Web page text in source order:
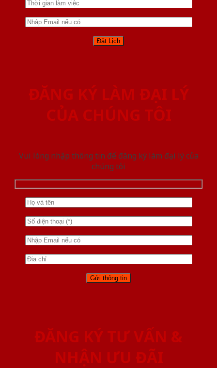
ĐĂNG KÝ LÀM ĐẠI LÝ
CỦA CHÚNG TÔI
Vui lòng nhập thông tin để đăng ký làm đại lý của
chúng tôi
ĐĂNG KÝ TƯ VẤN &
NHẬN ƯU ĐÃI